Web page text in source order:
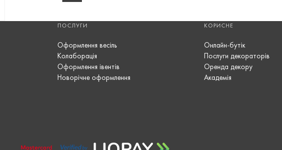
ПОСЛУГИ
Оформлення весіль
Колаборація
Оформлення івентів
Новорічне оформлення
КОРИСНЕ
Онлайн-бутік
Послуги декораторів
Оренда декору
Академія